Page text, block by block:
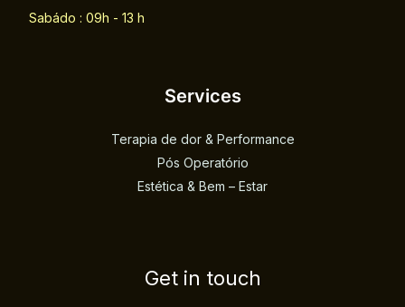
Sabádo : 09h - 13 h
Services
Terapia de dor & Performance
Pós Operatório
Estética & Bem – Estar
Get in touch